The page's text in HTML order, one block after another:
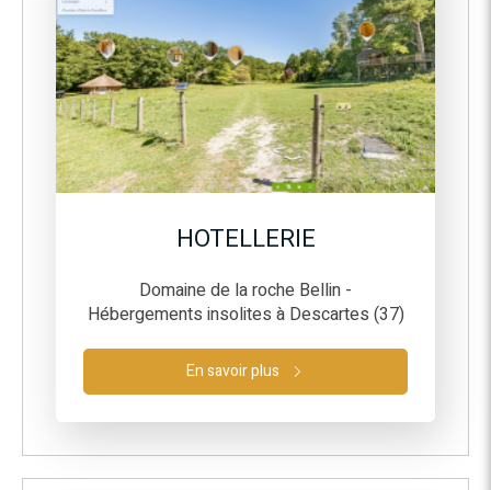
HOTELLERIE
Domaine de la roche Bellin -
Hébergements insolites à Descartes (37)
En savoir plus